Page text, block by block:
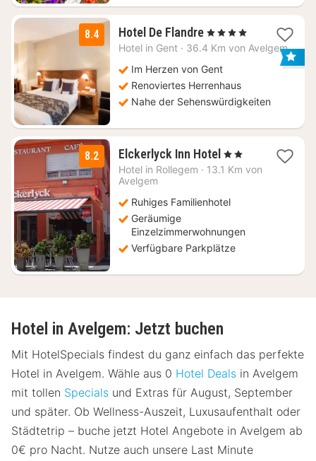
8.4 Hotel De Flandre1
Nacht
110
€
, 4 Sterne
Hotel in Gent · 36.4 Km von Avelgem
Im Herzen von Gent
Renoviertes Herrenhaus
Nahe der Sehenswürdigkeiten
8.2 Elckerlyck Inn Hotel 1
Nacht
€
, 2 Sterne
Hotel in Rollegem · 13.1 Km von
Avelgem
Ruhiges Familienhotel
Geräumige
Einzelzimmerwohnungen
Verfügbare Parkplätze
Hotel in Avelgem: Jetzt buchen
Mit HotelSpecials findest du ganz einfach das perfekte
Hotel in Avelgem. Wähle aus 0 Hotel Deals in Avelgem
mit tollen Specials und Extras für August, September
und später. Ob Wellness-Auszeit, Luxusaufenthalt oder
Städtetrip – buche jetzt Hotel Angebote in Avelgem ab
0€ pro Nacht. Nutze auch unsere Last Minute